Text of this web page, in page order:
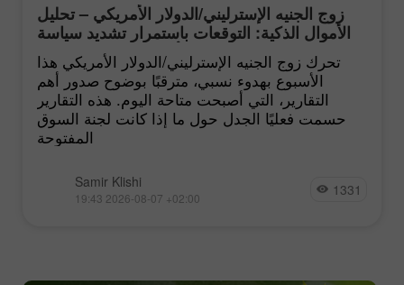
زوج الجنيه الإسترليني/الدولار الأمريكي – تحليل
الأموال الذكية: التوقعات باستمرار تشديد سياسة
الفيدرالي الأميركي تبقى منخفضة
تحرك زوج الجنيه الإسترليني/الدولار الأمريكي هذا
الأسبوع بهدوء نسبي، مترقبًا بوضوح صدور أهم
التقارير، التي أصبحت متاحة اليوم. هذه التقارير
حسمت فعليًا الجدل حول ما إذا كانت لجنة السوق
المفتوحة
Samir Klishi
19:43 2026-08-07 +02:00 1331